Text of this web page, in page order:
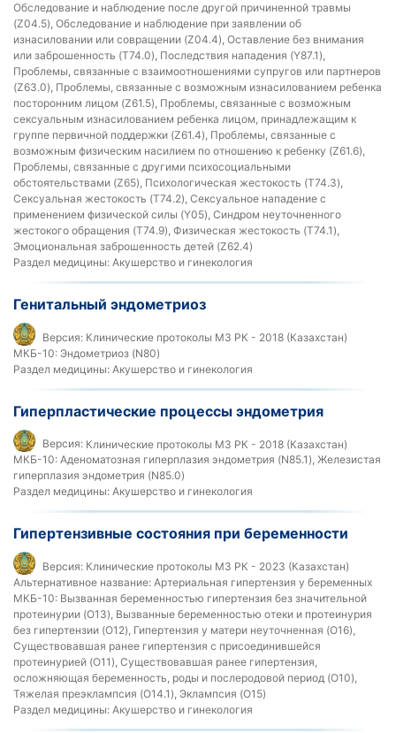
Обследование и наблюдение после другой причиненной травмы
(Z04.5), Обследование и наблюдение при заявлении об
изнасиловании или совращении (Z04.4), Оставление без внимания
или заброшенность (T74.0), Последствия нападения (Y87.1),
Проблемы, связанные с взаимоотношениями супругов или партнеров
(Z63.0), Проблемы, связанные с возможным изнасилованием ребенка
посторонним лицом (Z61.5), Проблемы, связанные с возможным
сексуальным изнасилованием ребенка лицом, принадлежащим к
группе первичной поддержки (Z61.4), Проблемы, связанные с
возможным физическим насилием по отношению к ребенку (Z61.6),
Проблемы, связанные с другими психосоциальными
обстоятельствами (Z65), Психологическая жестокость (T74.3),
Сексуальная жестокость (T74.2), Сексуальное нападение с
применением физической силы (Y05), Синдром неуточненного
жестокого обращения (T74.9), Физическая жестокость (T74.1),
Эмоциональная заброшенность детей (Z62.4)
Раздел медицины: Акушерство и гинекология
Генитальный эндометриоз
Версия: Клинические протоколы МЗ РК - 2018 (Казахстан)
МКБ-10: Эндометриоз (N80)
Раздел медицины: Акушерство и гинекология
Гиперпластические процессы эндометрия
Версия: Клинические протоколы МЗ РК - 2018 (Казахстан)
МКБ-10: Аденоматозная гиперплазия эндометрия (N85.1), Железистая
гиперплазия эндометрия (N85.0)
Раздел медицины: Акушерство и гинекология
Гипертензивные состояния при беременности
Версия: Клинические протоколы МЗ РК - 2023 (Казахстан)
Альтернативное название: Артериальная гипертензия у беременных
МКБ-10: Вызванная беременностью гипертензия без значительной
протеинурии (O13), Вызванные беременностью отеки и протеинурия
без гипертензии (O12), Гипертензия у матери неуточненная (O16),
Существовавшая ранее гипертензия с присоединившейся
протеинурией (O11), Существовавшая ранее гипертензия,
осложняющая беременность, роды и послеродовой период (O10),
Тяжелая преэклампсия (O14.1), Эклампсия (O15)
Раздел медицины: Акушерство и гинекология